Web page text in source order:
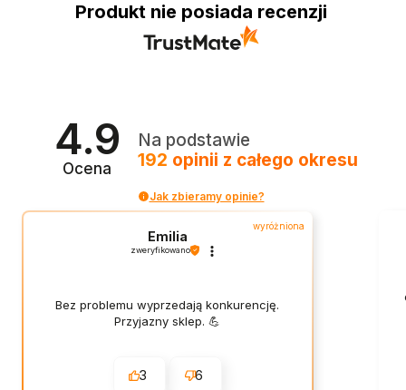
Produkt nie posiada recenzji
4.9
Ocena
Na podstawie
192 opinii z całego okresu
Jak zbieramy opinie?
wyróżniona
Emilia
zweryfikowano
Bez problemu wyprzedają konkurencję.
Przyjazny sklep. 💪
3 6